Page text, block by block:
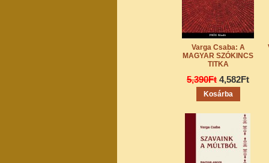
Varga Csaba: A
MAGYAR SZÓKINCS
TITKA
5,390Ft 4,582Ft